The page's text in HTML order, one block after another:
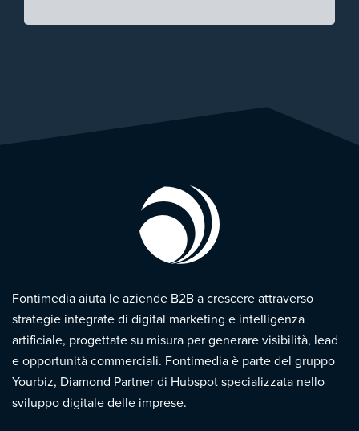
Fontimedia aiuta le aziende B2B a crescere attraverso
strategie integrate di digital marketing e intelligenza
artificiale, progettate su misura per generare visibilità, lead
e opportunità commerciali. Fontimedia è parte del gruppo
Yourbiz, Diamond Partner di Hubspot specializzata nello
sviluppo digitale delle imprese.